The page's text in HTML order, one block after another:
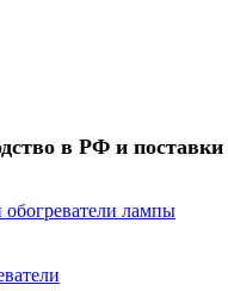
в РФ и
лампы